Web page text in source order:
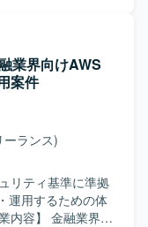
れるため、技
た、新規サービス
た戦略的なテー
務まで一貫した
、WAN / LAN
Jamf 等）、
Apple DEP
AWS、各種セキュ
を活用したITイン
きます。技術支
ンスファーを通じ
点も魅力です。
Cloudを中心
やセキュリティ設
保守、改善対応お
ガバンクの社内シ
ステムの基盤改
トコンソールに
ジメントコンソ
いかを監査でき
ログを出力し、そ
ETL処理を実施
で監査を行う一連
。 【求める
応を行う必要があ
業界向けAWS
案件
ーランス)
リティ基準に準拠
運用するための体